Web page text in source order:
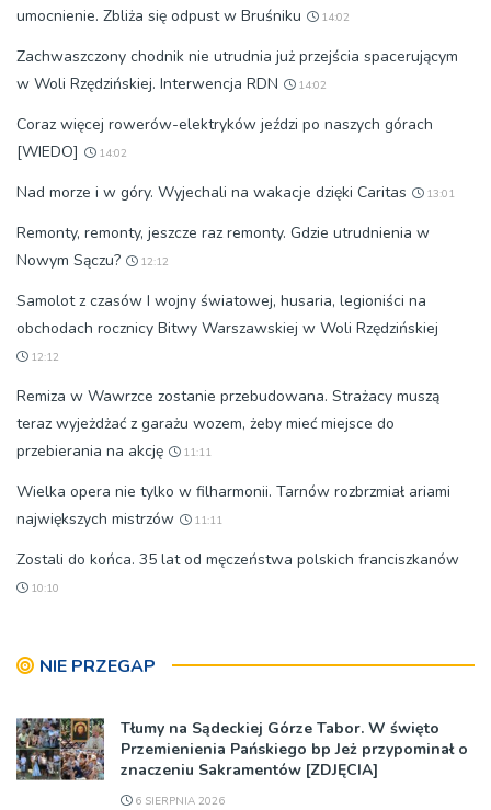
umocnienie. Zbliża się odpust w Bruśniku
14:02
Zachwaszczony chodnik nie utrudnia już przejścia spacerującym
w Woli Rzędzińskiej. Interwencja RDN
14:02
Coraz więcej rowerów-elektryków jeździ po naszych górach
[WIEDO]
14:02
Nad morze i w góry. Wyjechali na wakacje dzięki Caritas 13:01
Remonty, remonty, jeszcze raz remonty. Gdzie utrudnienia w
Nowym Sączu?
12:12
Samolot z czasów I wojny światowej, husaria, legioniści na
obchodach rocznicy Bitwy Warszawskiej w Woli Rzędzińskiej
12:12
Remiza w Wawrzce zostanie przebudowana. Strażacy muszą
teraz wyjeżdżać z garażu wozem, żeby mieć miejsce do
przebierania na akcję
11:11
Wielka opera nie tylko w filharmonii. Tarnów rozbrzmiał ariami
największych mistrzów
11:11
Zostali do końca. 35 lat od męczeństwa polskich franciszkanów
10:10
NIE PRZEGAP
Tłumy na Sądeckiej Górze Tabor. W święto
Przemienienia Pańskiego bp Jeż przypominał o
znaczeniu Sakramentów [ZDJĘCIA]
6 SIERPNIA 2026